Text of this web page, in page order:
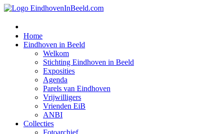
Home
Eindhoven in Beeld
Welkom
Stichting Eindhoven in Beeld
Exposities
Agenda
Parels van Eindhoven
Vrijwilligers
Vrienden EiB
ANBI
Collecties
Fotoarchief